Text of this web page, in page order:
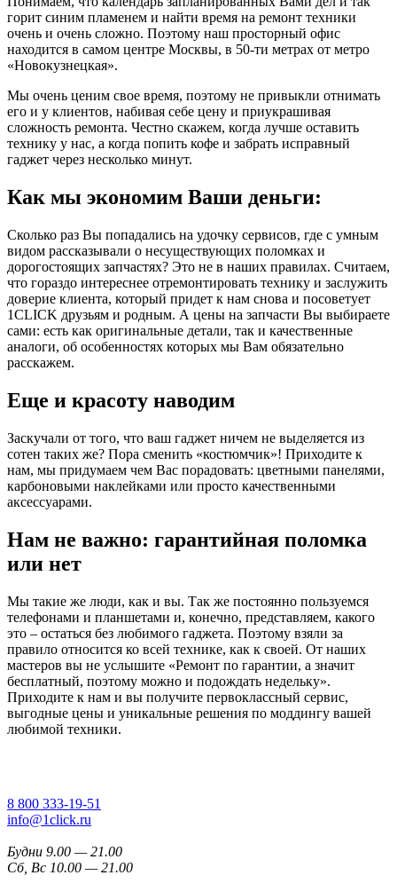
горит синим пламенем и найти время на ремонт техники
очень и очень сложно. Поэтому наш просторный офис
находится в самом центре Москвы, в 50-ти метрах от метро
«Новокузнецкая».
Мы очень ценим свое время, поэтому не привыкли отнимать
его и у клиентов, набивая себе цену и приукрашивая
сложность ремонта. Честно скажем, когда лучше оставить
технику у нас, а когда попить кофе и забрать исправный
гаджет через несколько минут.
Как мы экономим Ваши деньги:
Сколько раз Вы попадались на удочку сервисов, где с умным
видом рассказывали о несуществующих поломках и
дорогостоящих запчастях? Это не в наших правилах. Считаем,
что гораздо интереснее отремонтировать технику и заслужить
доверие клиента, который придет к нам снова и посоветует
1CLICK друзьям и родным. А цены на запчасти Вы выбираете
сами: есть как оригинальные детали, так и качественные
аналоги, об особенностях которых мы Вам обязательно
расскажем.
Еще и красоту наводим
Заскучали от того, что ваш гаджет ничем не выделяется из
сотен таких же? Пора сменить «костюмчик»! Приходите к
нам, мы придумаем чем Вас порадовать: цветными панелями,
карбоновыми наклейками или просто качественными
аксессуарами.
Нам не важно: гарантийная поломка
или нет
Мы такие же люди, как и вы. Так же постоянно пользуемся
телефонами и планшетами и, конечно, представляем, какого
это – остаться без любимого гаджета. Поэтому взяли за
правило относится ко всей технике, как к своей. От наших
мастеров вы не услышите «Ремонт по гарантии, а значит
бесплатный, поэтому можно и подождать недельку».
Приходите к нам и вы получите первоклассный сервис,
выгодные цены и уникальные решения по моддингу вашей
любимой техники.
8 800 333-19-51
info@1click.ru
Будни 9.00 — 21.00
Сб, Вс 10.00 — 21.00